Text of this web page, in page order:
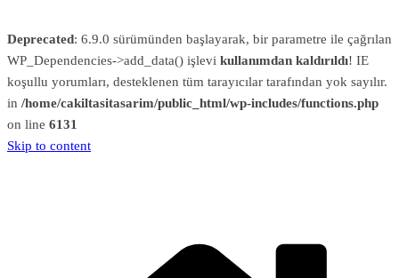
Deprecated: 6.9.0 sürümünden başlayarak, bir parametre ile çağrılan
WP_Dependencies->add_data() işlevi kullanımdan kaldırıldı! IE
koşullu yorumları, desteklenen tüm tarayıcılar tarafından yok sayılır.
in /home/cakiltasitasarim/public_html/wp-includes/functions.php
on line 6131
Skip to content